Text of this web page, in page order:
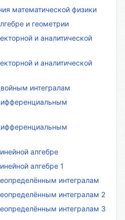
математической физики
и геометрии
и аналитической
и аналитической
интегралам
алгебре
алгебре 1
интегралам
интегралам 2
интегралам 3